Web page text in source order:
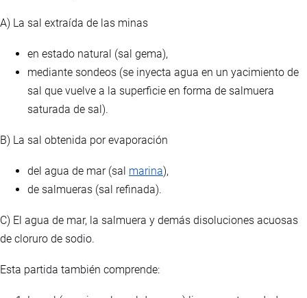
A) La sal extraída de las minas
en estado natural (sal gema),
mediante sondeos (se inyecta agua en un yacimiento de
sal que vuelve a la superficie en forma de salmuera
saturada de sal).
B) La sal obtenida por evaporación
del agua de mar (sal marina),
de salmueras (sal refinada).
C) El agua de mar, la salmuera y demás disoluciones acuosas
de cloruro de sodio.
Esta partida también comprende: